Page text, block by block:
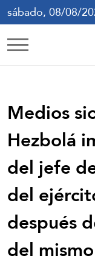
sábado, 08/08/
Medios
Hezbolá
del jefe
del
después
del mismo